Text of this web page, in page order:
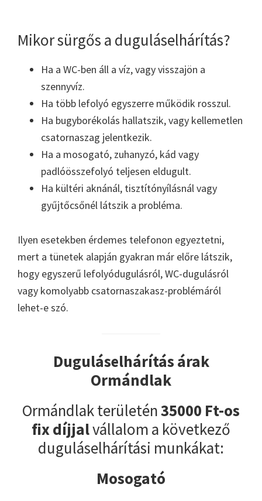
Mikor sürgős a duguláselhárítás?
Ha a WC-ben áll a víz, vagy visszajön a
szennyvíz.
Ha több lefolyó egyszerre működik rosszul.
Ha bugyborékolás hallatszik, vagy kellemetlen
csatornaszag jelentkezik.
Ha a mosogató, zuhanyzó, kád vagy
padlóösszefolyó teljesen eldugult.
Ha kültéri aknánál, tisztítónyílásnál vagy
gyűjtőcsőnél látszik a probléma.
Ilyen esetekben érdemes telefonon egyeztetni,
mert a tünetek alapján gyakran már előre látszik,
hogy egyszerű lefolyódugulásról, WC-dugulásról
vagy komolyabb csatornaszakasz-problémáról
lehet-e szó.
Duguláselhárítás árak
Ormándlak
Ormándlak területén35000 Ft-os
fix díjjalvállalom a következő
duguláselhárítási munkákat:
Mosogató